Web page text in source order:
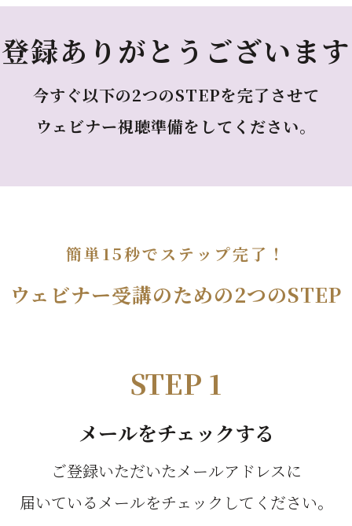
録ありがとうございま
今すぐ以下の2つのSTEPを完了させて
ウェビナー視聴準備をしてください。
簡単15秒でステップ完了！
ウェビナー受講のための2つのSTEP
STEP 1
メールをチェックする
ご登録いただいたメールアドレスに
届いているメールをチェックしてください。